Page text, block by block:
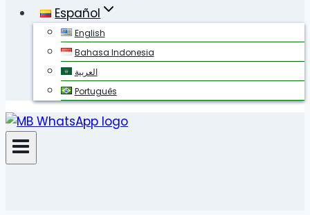
Español
English
Bahasa Indonesia
العربية
Português